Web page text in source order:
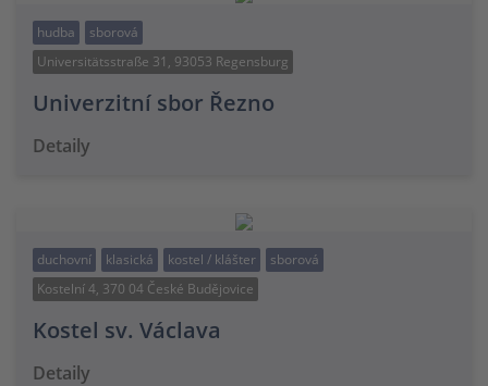
hudba
sborová
Universitätsstraße 31, 93053 Regensburg
Univerzitní sbor Řezno
Detaily
duchovní klasická kostel / klášter
sborová
Kostelní 4, 370 04 České Budějovice
Kostel sv. Václava
Detaily